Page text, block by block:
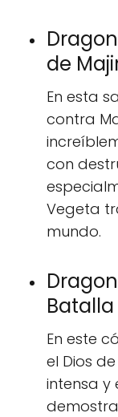
de
En esta
contra
con
Vegeta
mundo.
Batalla
En este
el Dios
intensa y